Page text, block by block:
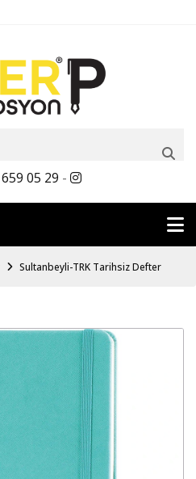
05 29 -
Sultanbeyli-TRK Tarihsiz Defter